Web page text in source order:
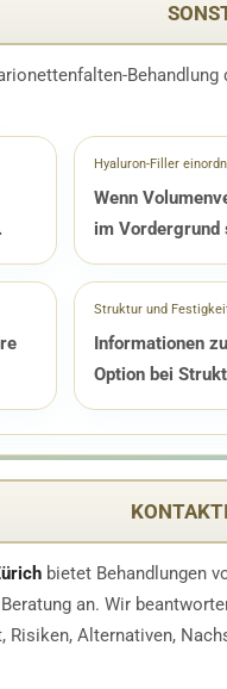
Hyaluron-Filler
Wenn
im Vordergrund
Struktur und
Informationen
Option bei
bietet Behandlungen
an. Wir
Risiken, Alternativen,